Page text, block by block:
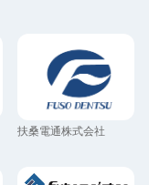
扶桑電通株式会社